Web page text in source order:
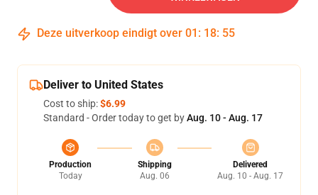
Deze uitverkoop eindigt over 01 : 18: 54
Deliver to United States
Cost to ship:$6.99
Standard - Order today to get byAug. 10 - Aug. 17
Production
Today
Shipping
Aug. 06
Delivered
Aug. 10 - Aug. 17